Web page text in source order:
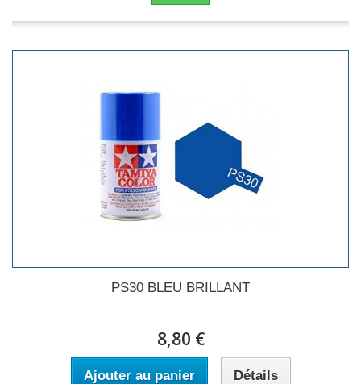
PS30 BLEU BRILLANT
8,80 €
Ajouter au panier Détails